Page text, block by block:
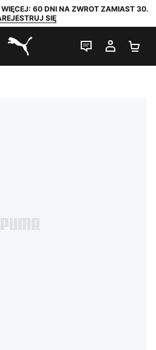
60 DNI NA ZWROT ZAMIAST 30.
SIĘ
PUMA.com
CZAT NA
MOJE